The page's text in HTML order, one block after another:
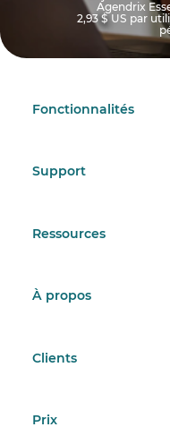
Agendrix
2,93 $ US par
Fonctionnalités
Support
Ressources
À propos
Clients
Prix